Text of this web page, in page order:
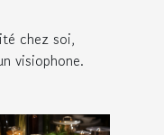
chez soi,
visiophone.